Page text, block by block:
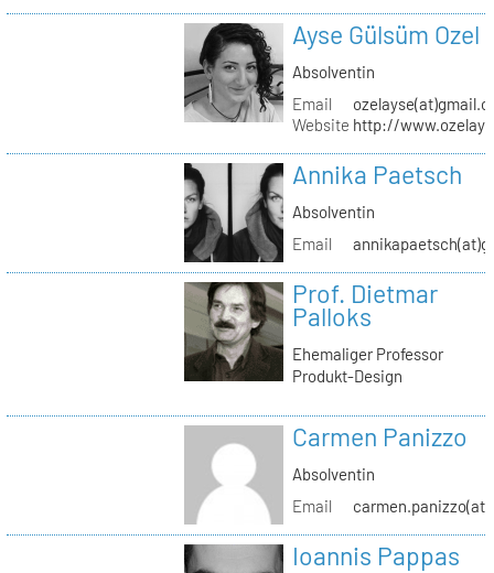
Ayse Gülsüm Ozel
Absolventin
Email
Website http://
Annika Paetsch
Absolventin
Email
Prof. Dietmar
Palloks
Ehemaliger Professor
Produkt-Design
Carmen Panizzo
Absolventin
Email
Ioannis Pappas